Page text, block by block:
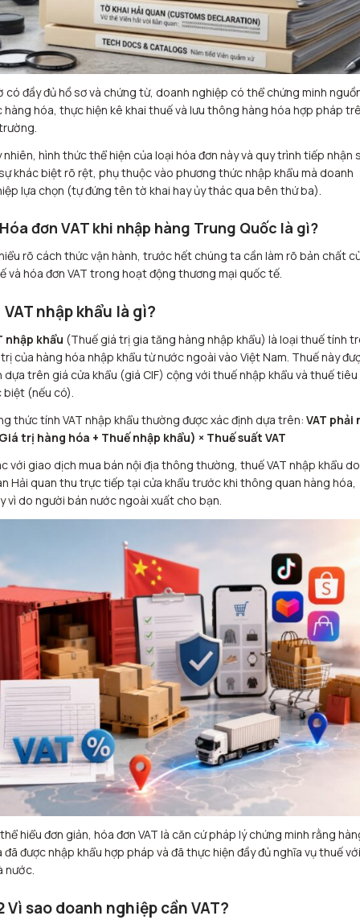
có đầy đủ hồ sơ và chứng từ, doanh nghiệp có thể chứng minh
hàng hóa, thực hiện kê khai thuế và lưu thông hàng hóa hợp pháp
nhiên, hình thức thể hiện của loại hóa đơn này và quy trình tiếp nhận
khác biệt rõ rệt, phụ thuộc vào phương thức nhập khẩu mà doanh
lựa chọn (tự đứng tên tờ khai hay ủy thác qua bên thứ ba).
đơn VAT khi nhập hàng Trung Quốc là gì?
rõ cách thức vận hành, trước hết chúng ta cần làm rõ bản chất
và hóa đơn VAT trong hoạt động thương mại quốc tế.
VAT nhập khẩu là gì?
nhập khẩu (Thuế giá trị gia tăng hàng nhập khẩu) là loại thuế tính
của hàng hóa nhập khẩu từ nước ngoài vào Việt Nam. Thuế này
dựa trên giá cửa khẩu (giá CIF) cộng với thuế nhập khẩu và thuế
biệt (nếu có).
thức tính VAT nhập khẩu thường được xác định dựa trên: VAT phải
trị hàng hóa + Thuế nhập khẩu) × Thuế suất VAT
với giao dịch mua bán nội địa thông thường, thuế VAT nhập khẩu
Hải quan thu trực tiếp tại cửa khẩu trước khi thông quan hàng hóa,
vì do người bán nước ngoài xuất cho bạn.
hiểu đơn giản, hóa đơn VAT là căn cứ pháp lý chứng minh rằng
đã được nhập khẩu hợp pháp và đã thực hiện đầy đủ nghĩa vụ thuế với
nước.
Vì sao doanh nghiệp cần VAT?